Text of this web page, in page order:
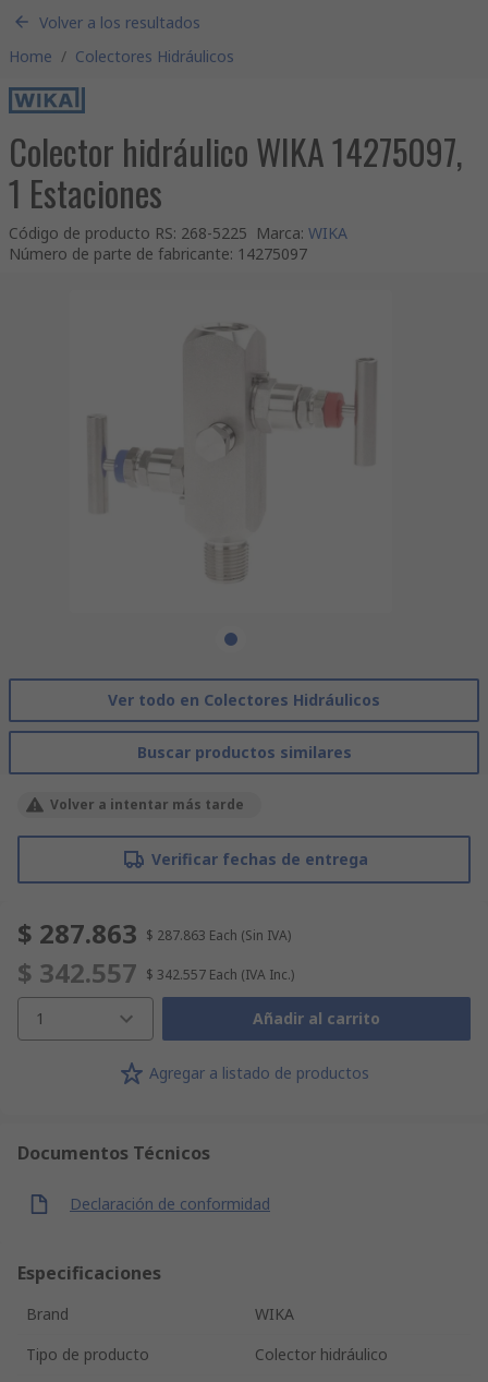
Volver a los resultados
Home / Colectores Hidráulicos
Colector hidráulico WIKA 14275097,
1 Estaciones
Código de producto RS: 268-5225 Marca: WIKA
Número de parte de fabricante: 14275097
Ver todo en Colectores Hidráulicos
Buscar productos similares
Volver a intentar más tarde
Verificar fechas de entrega
$ 287.863 $ 287.863 Each (Sin IVA)
$ 342.557 $ 342.557 Each (IVA Inc.)
1 Añadir al carrito
Agregar a listado de productos
Documentos Técnicos
Declaración de conformidad
Especificaciones
Brand
WIKA
Tipo de producto
Colector hidráulico